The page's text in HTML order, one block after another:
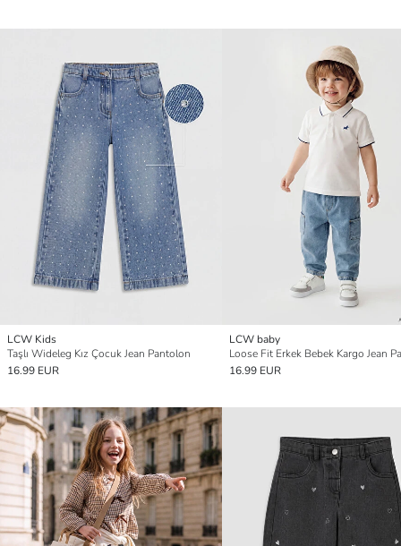
LCW Kids
Taşlı Wideleg Kız Çocuk Jean Pantolon
16.99 EUR
LCW baby
Loose Fit Erkek Bebek Kargo Jean
16.99 EUR